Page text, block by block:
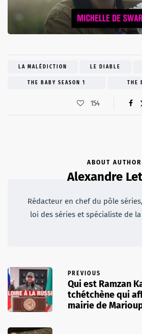
LA MALÉDICTION LE DIABLE
THE BABY SEASON 1 THE
154
ABOUT AUTHOR
Alexandre
Rédacteur en chef du pôle
loi des séries et spécialiste de
PREVIOUS
Qui est Ramzan
tchétchène qui
mairie de